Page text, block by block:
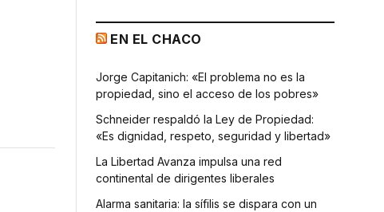
EN EL CHACO
Jorge Capitanich: «El problema no es la
propiedad, sino el acceso de los pobres»
Schneider respaldó la Ley de Propiedad:
«Es dignidad, respeto, seguridad y libertad»
La Libertad Avanza impulsa una red
continental de dirigentes liberales
Alarma sanitaria: la sífilis se dispara con un